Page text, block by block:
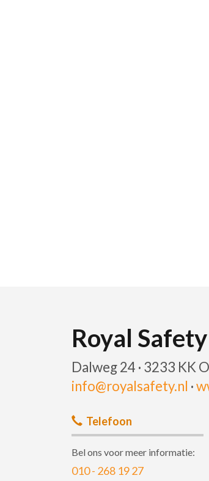
Royal Safety
Dalweg 24 · 3233 KK
info@royalsafety.nl ·
Telefoon
Bel ons voor meer informatie:
010 - 268 19 27